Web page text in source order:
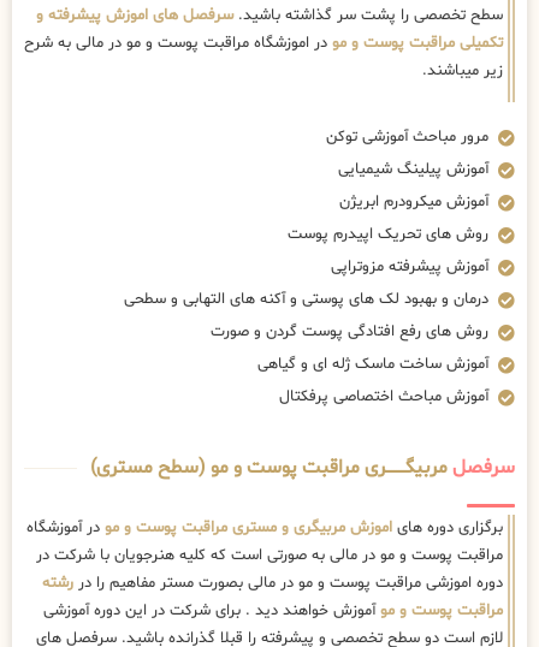
سطح تخصصی را پشت سر گذاشته باشید.سرفصل های اموزش پیشرفته و
تکمیلی مراقبت پوست و مو در اموزشگاه مراقبت پوست و مو در مالی به شرح
زیر میباشند.
مرور مباحث آموزشی توکن
آموزش پیلینگ شیمیایی
آموزش میکرودرم ابریژن
روش های تحریک اپیدرم پوست
آموزش پیشرفته مزوتراپی
درمان و بهبود لک های پوستی و آکنه های التهابی و سطحی
روش های رفع افتادگی پوست گردن و صورت
آموزش ساخت ماسک ژله ای و گیاهی
آموزش مباحث اختصاصی پرفکتال
سرفصلمربیگــــــــری مراقبت پوست و مو (سطح مستری)
برگزاری دوره های اموزش مربیگری و مستری مراقبت پوست و مو در آموزشگاه
مراقبت پوست و مو در مالی به صورتی است که کلیه هنرجویان با شرکت در
دوره اموزشی مراقبت پوست و مو در مالی بصورت مستر مفاهیم را در رشته
مراقبت پوست و موآموزش خواهند دید . برای شرکت در این دوره آموزشی
لازم است دو سطح تخصصی و پیشرفته را قبلا گذرانده باشید. سرفصل های